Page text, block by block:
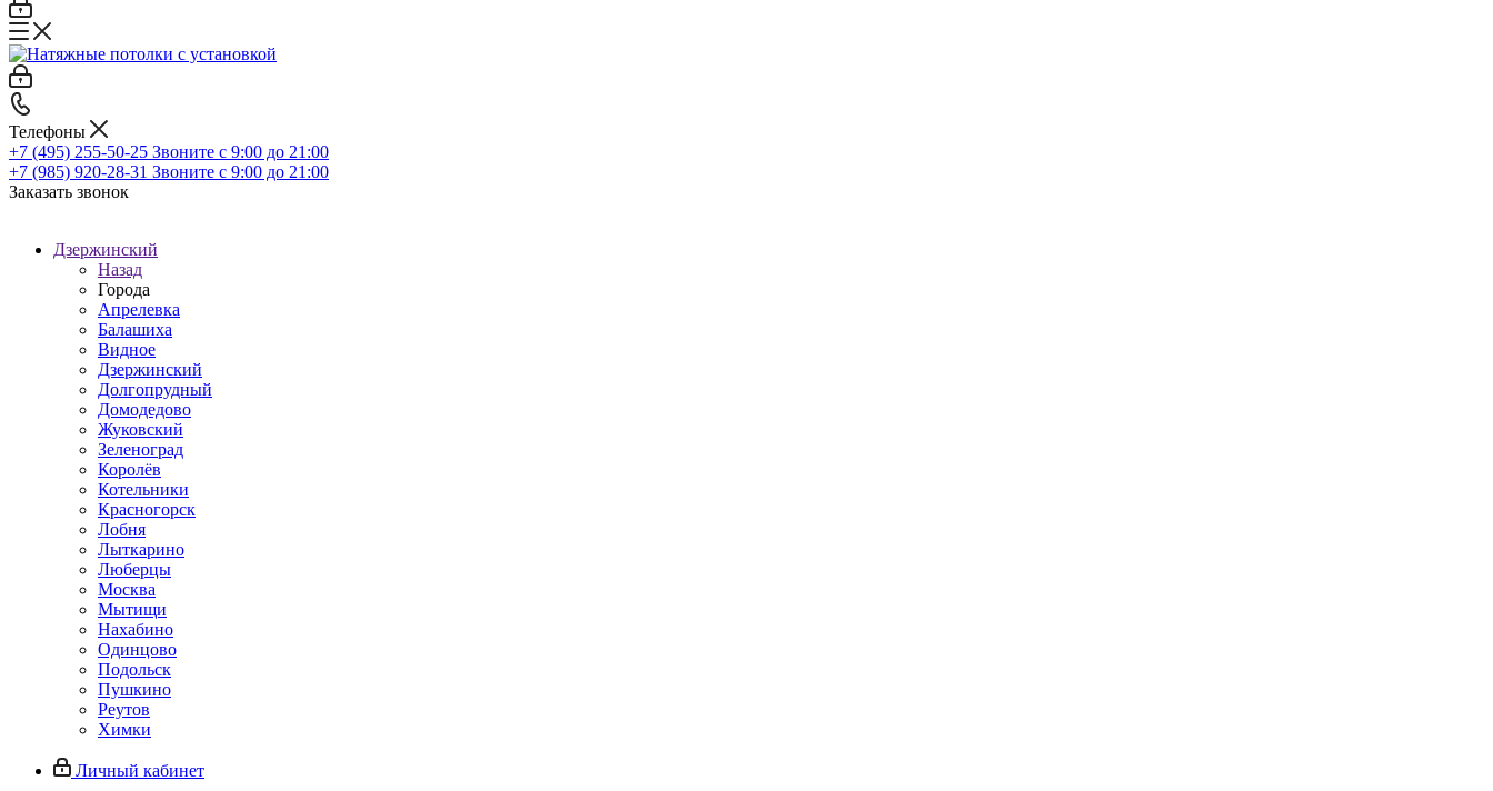
Телефоны
+7 (495) 255-50-25 Звоните с 9:00 до 21:00
+7 (985) 920-28-31 Звоните с 9:00 до 21:00
Заказать звонок
Дзержинский
Назад
Города
Апрелевка
Балашиха
Видное
Дзержинский
Долгопрудный
Домодедово
Жуковский
Зеленоград
Королёв
Котельники
Красногорск
Лобня
Лыткарино
Люберцы
Москва
Мытищи
Нахабино
Одинцово
Подольск
Пушкино
Реутов
Химки
Личный кабинет